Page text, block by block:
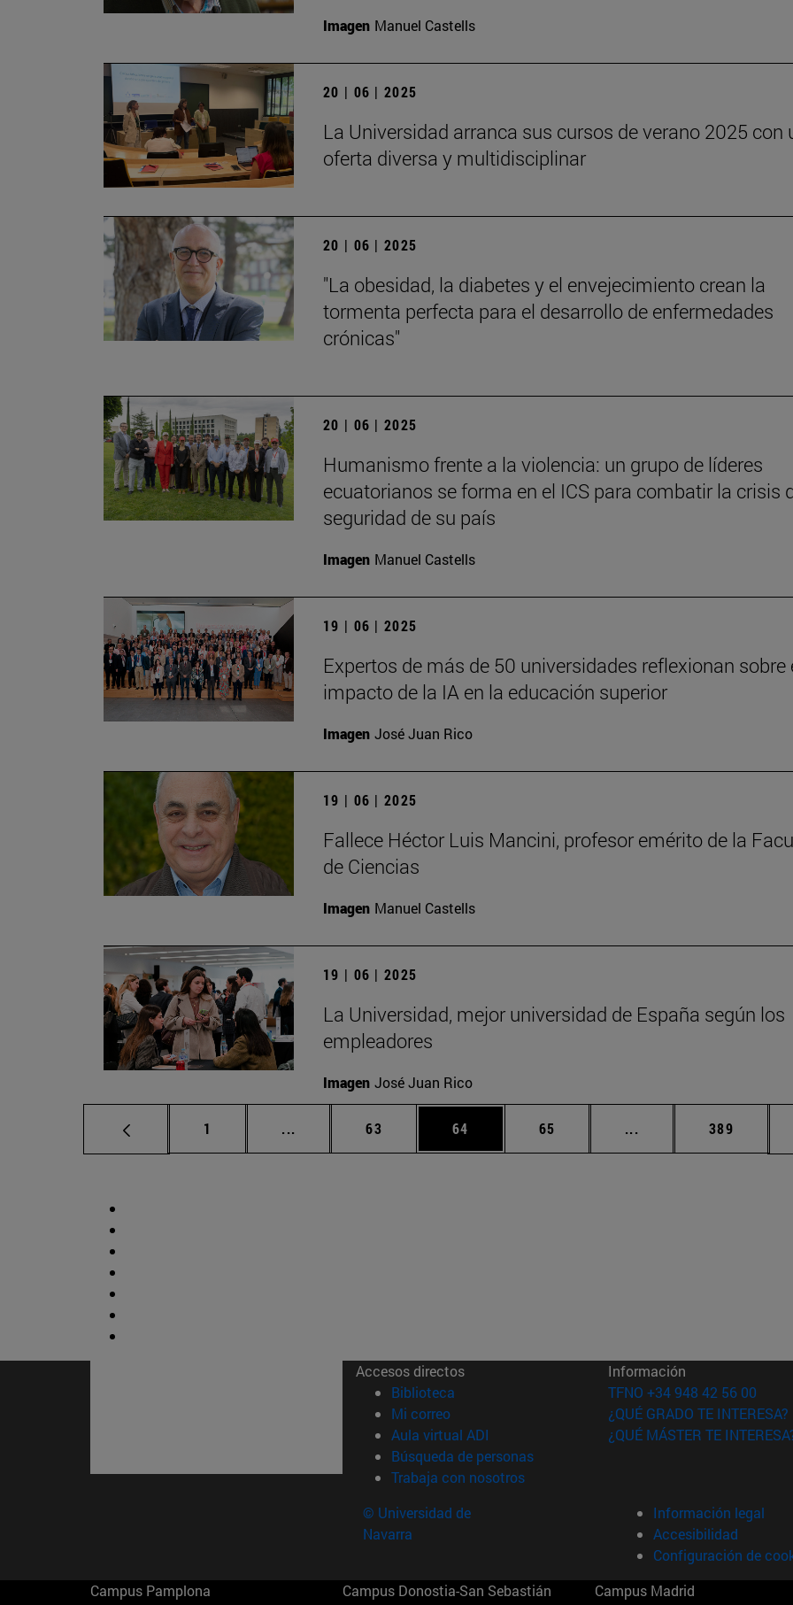
Imagen Manuel Castells
20 | 06 | 2025
La Universidad arranca sus cursos de verano 2025 con
oferta diversa y multidisciplinar
20 | 06 | 2025
"La obesidad, la diabetes y el envejecimiento crean la
tormenta perfecta para el desarrollo de enfermedades
crónicas"
20 | 06 | 2025
Humanismo frente a la violencia: un grupo de líderes
ecuatorianos se forma en el ICS para combatir la crisis
seguridad de su país
Imagen Manuel Castells
19 | 06 | 2025
Expertos de más de 50 universidades reflexionan sobre
impacto de la IA en la educación superior
Imagen José Juan Rico
19 | 06 | 2025
Fallece Héctor Luis Mancini, profesor emérito de la
de Ciencias
Imagen Manuel Castells
19 | 06 | 2025
La Universidad, mejor universidad de España según los
empleadores
Imagen José Juan Rico
Página
1 ... Páginas intermedias Use TAB para desplazarse.
Página
63 Página
64 Página
65 ... Páginas intermedias
Página
389
Accesos directos
Biblioteca (abre en nueva ventana)
Mi correo(abre en nueva ventana)
Aula virtual ADI (abre en nueva ventana)
Búsqueda de personas(abre en nueva ventana)
Trabaja con nosotros(abre en nueva ventana)
Información
TFNO +34 948 42 56 00
¿QUÉ GRADO TE INTERESA?
¿QUÉ MÁSTER TE
© Universidad de
Navarra
Información legal
Accesibilidad
Configuración de
Campus Pamplona
Campus Donostia-San Sebastián
Campus Madrid